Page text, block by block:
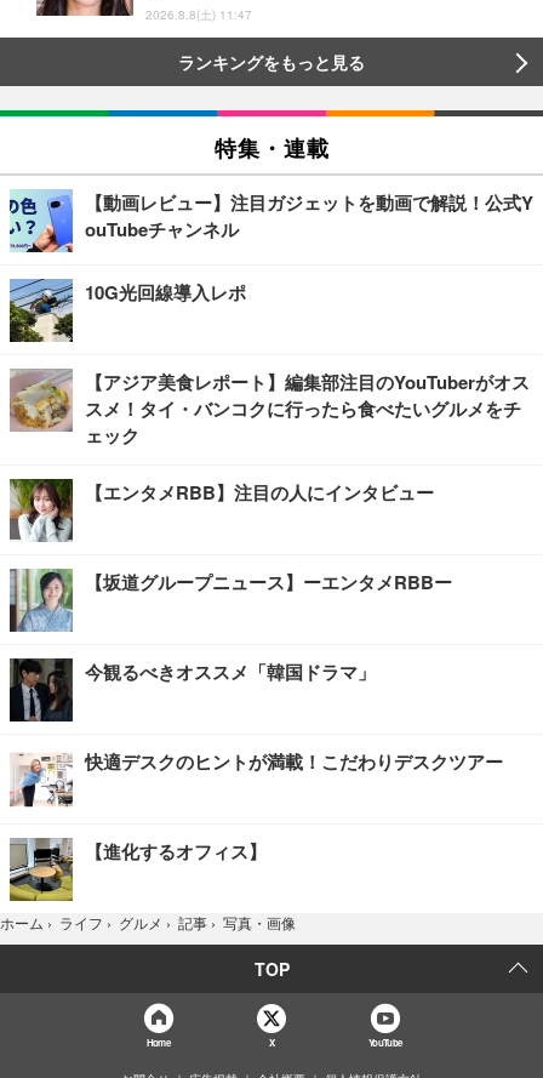
2026.8.8(土) 11:47
ランキングをもっと見る
特集・連載
【動画レビュー】注目ガジェットを動画で解説！公式Y
ouTubeチャンネル
10G光回線導入レポ
【アジア美食レポート】編集部注目のYouTuberがオス
スメ！タイ・バンコクに行ったら食べたいグルメをチ
ェック
【エンタメRBB】注目の人にインタビュー
【坂道グループニュース】ーエンタメRBBー
今観るべきオススメ「韓国ドラマ」
快適デスクのヒントが満載！こだわりデスクツアー
【進化するオフィス】
ホーム › ライフ › グルメ › 記事 › 写真・画像
TOP
Home X YouTube